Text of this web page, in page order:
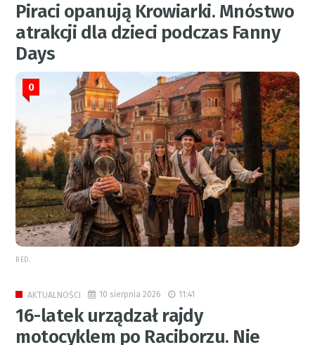
Piraci opanują Krowiarki. Mnóstwo
atrakcji dla dzieci podczas Fanny
Days
0
RED.
AKTUALNOŚCI 10 sierpnia 2026 11:41
16-latek urządzał rajdy
motocyklem po Raciborzu. Nie